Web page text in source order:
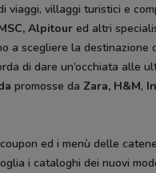
viaggi, villaggi turistici e
Alpitour ed altri
a scegliere la destinazione
di dare un’occhiata alle
promosse da Zara, H&M,
ed i menù delle
i cataloghi dei nuovi